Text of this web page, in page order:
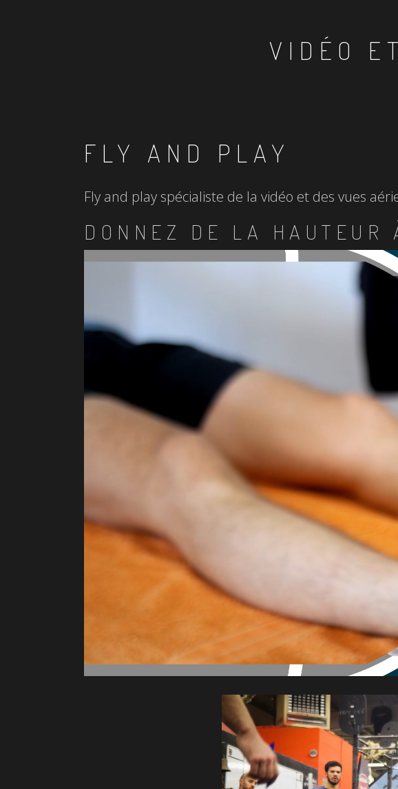
VIDÉO
FLY AND PLAY
Fly and play spécialiste de la vidéo et des vues
DONNEZ DE LA HAUTEUR